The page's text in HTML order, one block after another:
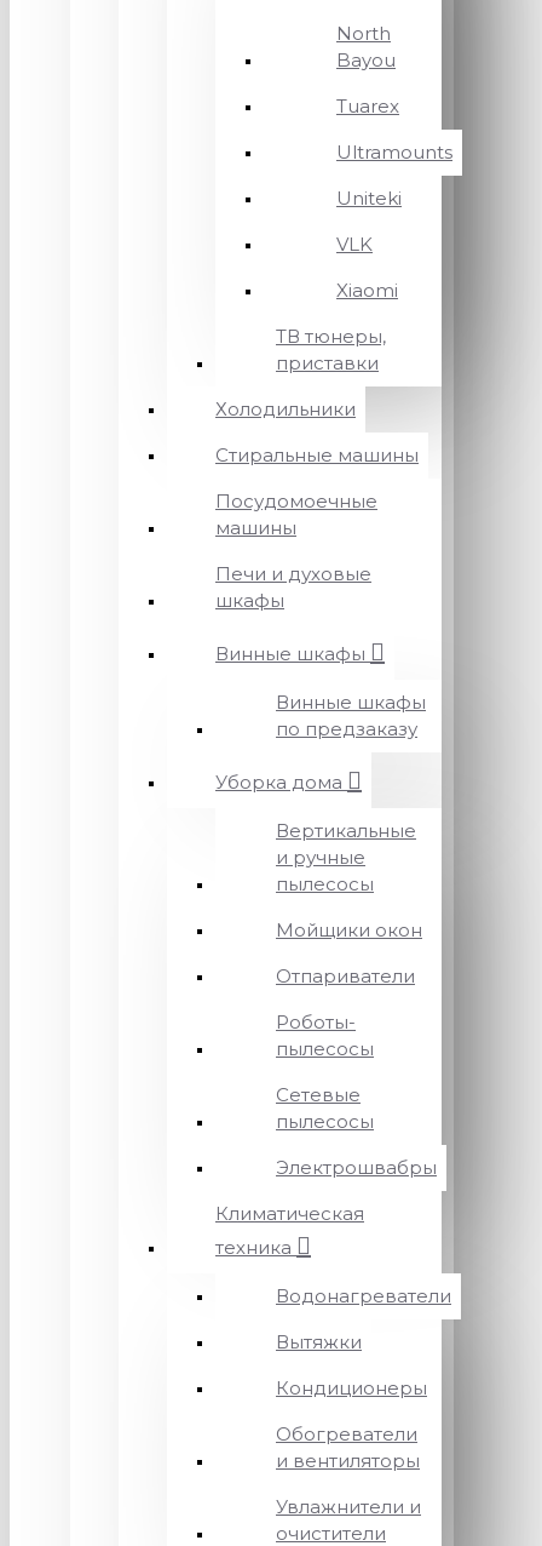
North
Bayou
Tuarex
Ultramounts
Uniteki
VLK
Xiaomi
ТВ тюнеры,
приставки
Холодильники
Стиральные машины
Посудомоечные
машины
Печи и духовые
шкафы
Винные шкафы
Винные шкафы
по предзаказу
Уборка дома
Вертикальные
и ручные
пылесосы
Мойщики окон
Отпариватели
Роботы-
пылесосы
Сетевые
пылесосы
Электрошвабры
Климатическая
техника
Водонагреватели
Вытяжки
Кондиционеры
Обогреватели
и вентиляторы
Увлажнители и
очистители